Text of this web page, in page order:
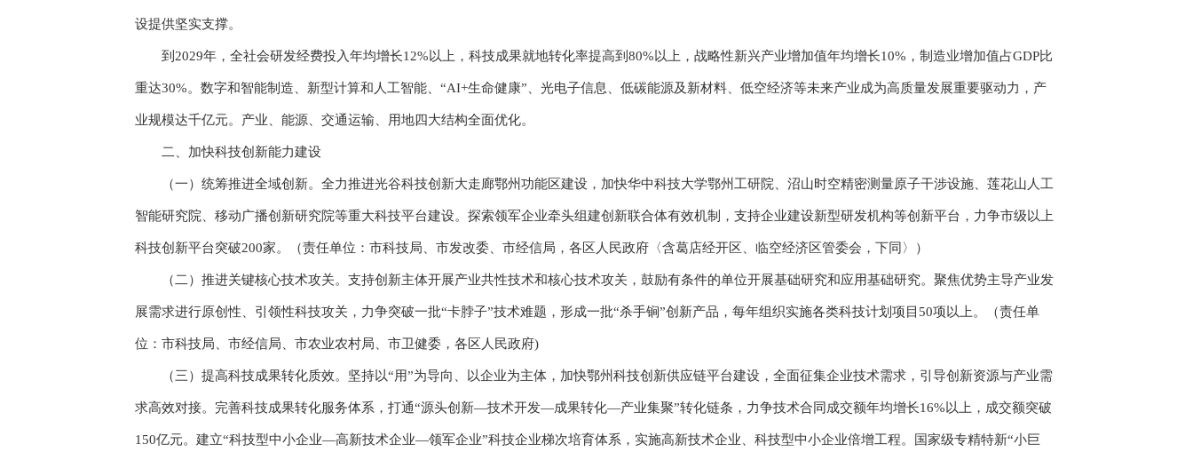
设提供坚实支撑。
到2029年，全社会研发经费投入年均增长12%以上，科技成果就地转化率提高到80%以上，战略性新兴产业增加值年均增长10%，制造业增加值占GDP比
重达30%。数字和智能制造、新型计算和人工智能、“AI+生命健康”、光电子信息、低碳能源及新材料、低空经济等未来产业成为高质量发展重要驱动力，产
业规模达千亿元。产业、能源、交通运输、用地四大结构全面优化。
二、加快科技创新能力建设
（一）统筹推进全域创新。全力推进光谷科技创新大走廊鄂州功能区建设，加快华中科技大学鄂州工研院、沼山时空精密测量原子干涉设施、莲花山人工
智能研究院、移动广播创新研究院等重大科技平台建设。探索领军企业牵头组建创新联合体有效机制，支持企业建设新型研发机构等创新平台，力争市级以上
科技创新平台突破200家。（责任单位：市科技局、市发改委、市经信局，各区人民政府〈含葛店经开区、临空经济区管委会，下同〉）
（二）推进关键核心技术攻关。支持创新主体开展产业共性技术和核心技术攻关，鼓励有条件的单位开展基础研究和应用基础研究。聚焦优势主导产业发
展需求进行原创性、引领性科技攻关，力争突破一批“卡脖子”技术难题，形成一批“杀手锏”创新产品，每年组织实施各类科技计划项目50项以上。（责任单
位：市科技局、市经信局、市农业农村局、市卫健委，各区人民政府)
（三）提高科技成果转化质效。坚持以“用”为导向、以企业为主体，加快鄂州科技创新供应链平台建设，全面征集企业技术需求，引导创新资源与产业需
求高效对接。完善科技成果转化服务体系，打通“源头创新—技术开发—成果转化—产业集聚”转化链条，力争技术合同成交额年均增长16%以上，成交额突破
150亿元。建立“科技型中小企业—高新技术企业—领军企业”科技企业梯次培育体系，实施高新技术企业、科技型中小企业倍增工程。国家级专精特新“小巨